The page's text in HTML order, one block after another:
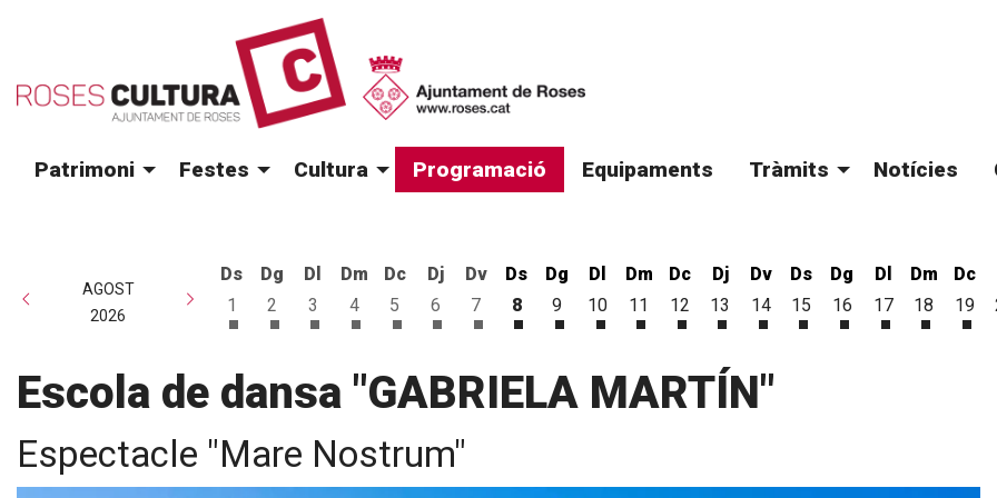
Patrimoni Festes Cultura Programació Equipaments Tràmits Notícies
AGOST
2026
Ds
1
Dissabte 1 d'agost
Dg
2
Diumenge 2 d'agost
Dl
3
Dilluns 3 d'agost
Dm
4
Dimarts 4 d'agost
Dc
5
Dimecres 5 d'agost
Dj
6
Dijous 6 d'agost
Dv
7
Divendres 7 d'agost
Ds
8
Dissabte 8 d'agost
Dg
9
Diumenge 9 d'agost
Dl
10
Dilluns 10 d'agost
Dm
11
Dimarts 11 d'agost
Dc
12
Dimecres 12 d'agost
Dj
13
Dijous 13 d'agost
Dv
14
Divendres 14 d'agost
Ds
15
Dissabte 15 d'agost
Dg
16
Diumenge 16
Dl
17
Dilluns 17
Dm
18
Dimarts
Dc
19
Escola de dansa "GABRIELA MARTÍN"
Espectacle "Mare Nostrum"